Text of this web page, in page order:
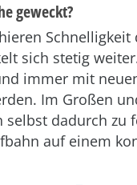
geweckt?
Schnelligkeit
sich stetig
immer mit
Im Großen
selbst dadurch zu
auf einem